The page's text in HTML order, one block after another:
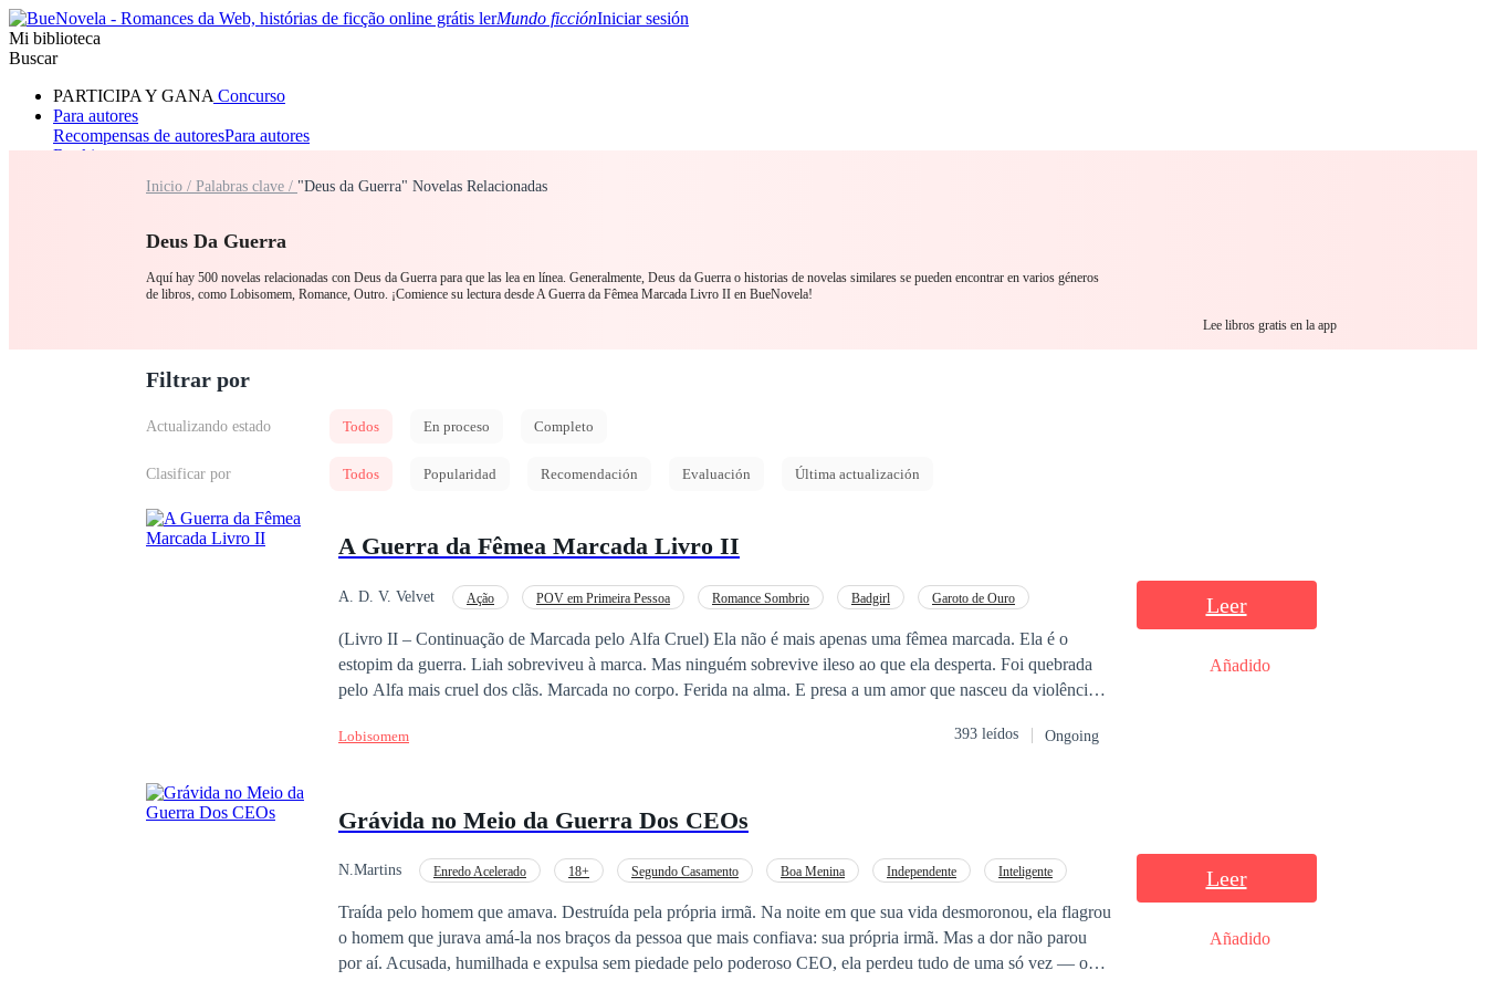
Mundo ficciónIniciar sesión
Mi biblioteca
Buscar
PARTICIPA Y GANA Concurso
Para autores
Recompensas de autoresPara autores
Ranking
RomanceLobisomemMáfia
Inicio / Palabras clave / "Deus da Guerra" Novelas Relacionadas
Deus Da Guerra
Aquí hay 500 novelas relacionadas con Deus da Guerra para que las lea en línea. Generalmente, Deus da Guerra o historias de novelas similares se pueden encontrar en varios géneros
de libros, como Lobisomem, Romance, Outro. ¡Comience su lectura desde A Guerra da Fêmea Marcada Livro II en BueNovela!
Lee libros gratis en la app
Filtrar por
Actualizando estado Todos En proceso Completo
Clasificar por Todos Popularidad Recomendación Evaluación Última actualización
A Guerra da Fêmea Marcada Livro II
A. D. V. Velvet Ação POV em Primeira Pessoa Romance Sombrio Badgirl
Garoto de Ouro
(Livro II – Continuação de Marcada pelo Alfa Cruel) Ela não é mais apenas uma fêmea marcada. Ela é o
estopim da guerra. Liah sobreviveu à marca. Mas ninguém sobrevive ileso ao que ela desperta. Foi quebrada
pelo Alfa mais cruel dos clãs. Marcada no corpo. Ferida na alma. E presa a um amor que nasceu da violência.
do que tronos. Magnus a quer de volta. Não por redenção. Mas por posse. Rhaziel a protege. Não por desejo.
Nesta guerra, Liah não é o prêmio. Ela é o campo de batalha. E quando sangue, poder e profecias colidem,
Lobisomem 393 leídos Ongoing
Leer
Añadido
Grávida no Meio da Guerra Dos CEOs
N.Martins Enredo Acelerado 18+ Segundo Casamento Boa Menina Independente
Inteligente
Traída pelo homem que amava. Destruída pela própria irmã. Na noite em que sua vida desmoronou, ela flagrou
o homem que jurava amá-la nos braços da pessoa que mais confiava: sua própria irmã. Mas a dor não parou
por aí. Acusada, humilhada e expulsa sem piedade pelo poderoso CEO, ela perdeu tudo de uma só vez — o
Leer
Añadido